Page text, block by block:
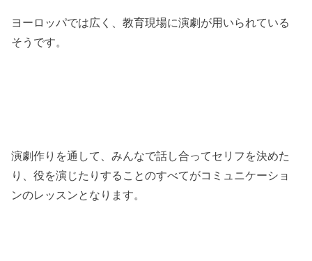
ヨーロッパでは広く、教育現場に演劇が用いられている
そうです。
演劇作りを通して、みんなで話し合ってセリフを決めた
り、役を演じたりすることのすべてがコミュニケーショ
ンのレッスンとなります。